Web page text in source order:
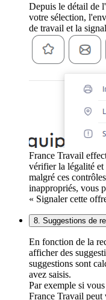
Depuis le détail de
votre sélection,
de travail et la
France Travail
vérifier la légalité
malgré ces
inappropriés, vous
« Signaler cette
8. Suggestions de
En fonction de la
afficher des
suggestions sont
avez saisis.
Par exemple si
France Travail peut